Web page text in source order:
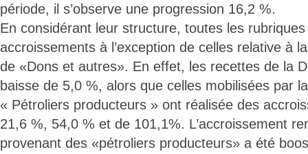
période, il s’observe une progression 16,2 %.
En considérant leur structure, toutes les
accroissements à l’exception de celles relative à
de «Dons et autres». En effet, les recettes de la
baisse de 5,0 %, alors que celles mobilisées par
« Pétroliers producteurs » ont réalisée des
21,6 %, 54,0 % et de 101,1%. L’accroissement
provenant des «pétroliers producteurs» a été